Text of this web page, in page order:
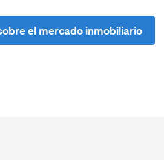
el mercado inmobiliario